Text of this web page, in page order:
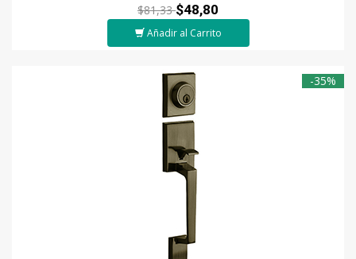
$81,33$48,80
Añadir al Carrito
-35%